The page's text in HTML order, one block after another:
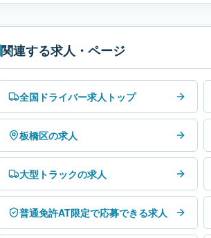
関連する求人・ページ
全国ドライバー求人トップ
板橋区の求人
大型トラックの求人
普通免許AT限定で応募できる求人